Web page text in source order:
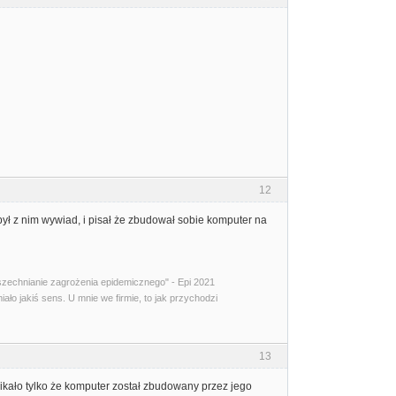
12
z nim wywiad, i pisał że zbudował sobie komputer na
zagrożenia epidemicznego" - Epi 2021
jakiś sens. U mnie we firmie, to jak przychodzi
13
tylko że komputer został zbudowany przez jego